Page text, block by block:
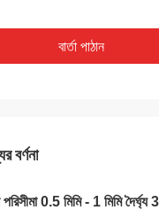
বার্তা পাঠান
বর্ণনা
পরিসীমা 0.5 মিমি - 1 মিমি